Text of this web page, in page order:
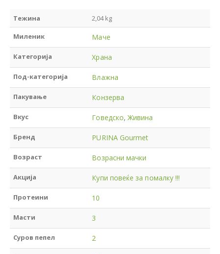
Тежина 2,04 kg
Миленик Маче
Категорија Храна
Под-категорија Влажна
Пакување Конзерва
Вкус Говедско,Живина
Бренд PURINA Gourmet
Возраст Возрасни мачки
Акција Купи повеќе за помалку !!!
Протеини 10
Масти 3
Суров пепел 2